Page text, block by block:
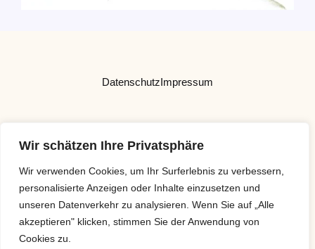
Wir schätzen Ihre Privatsphäre
Wir verwenden Cookies, um Ihr Surferlebnis zu verbessern,
personalisierte Anzeigen oder Inhalte einzusetzen und
unseren Datenverkehr zu analysieren. Wenn Sie auf „Alle
akzeptieren" klicken, stimmen Sie der Anwendung von
Cookies zu.
Datenschutz Impressum
Copyright © 2026 Brandweiner-Schrott KG | Powered by IB Lebensraum -